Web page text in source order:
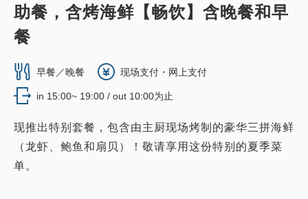
助餐，含烤海鲜【畅饮】含晚餐和早
餐
早餐／晚餐 现场支付・网上支付
in 15:00~ 19:00 / out 10:00为止
现推出特别套餐，包含由主厨现场烤制的豪华三拼海鲜
（龙虾、鲍鱼和扇贝）！敬请享用这份特别的夏季菜
单。